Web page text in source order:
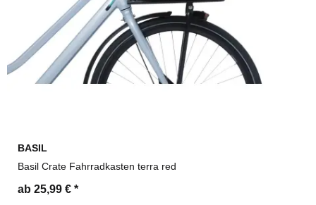
BASIL
Basil Crate Fahrradkasten terra red
ab 25,99 € *